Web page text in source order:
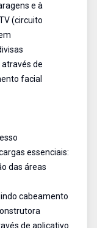
e à
(circuito
através de
facial
essenciais:
das áreas
cabeamento
de aplicativo